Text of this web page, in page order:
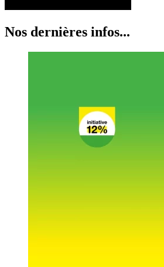
Nos dernières infos...